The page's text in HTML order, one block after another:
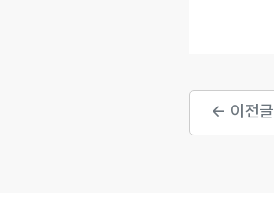
← 이전글